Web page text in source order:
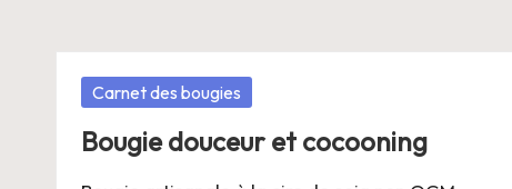
e
t
s
Posted
Carnet des bougies
Bougie douceur et cocooning